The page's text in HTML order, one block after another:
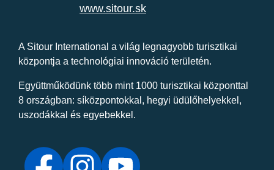
www.sitour.sk
A Sitour International a világ legnagyobb turisztikai
központja a technológiai innováció területén.
Együttműködünk több mint 1000 turisztikai központtal
8 országban: síközpontokkal, hegyi üdülőhelyekkel,
uszodákkal és egyebekkel.